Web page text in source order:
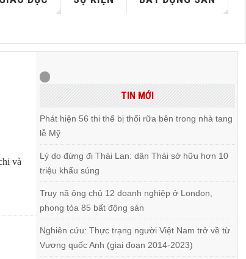
và
TIN MỚI
Phát hiện 56 thi thể bị thối rữa bên trong nhà tang
lễ Mỹ
Lý do đừng đi Thái Lan: dân Thái sở hữu hơn 10
triệu khẩu súng
Truy nã ông chủ 12 doanh nghiệp ở London,
phong tỏa 85 bất động sản
Nghiên cứu: Thực trạng người Việt Nam trở về từ
Vương quốc Anh (giai đoạn 2014-2023)